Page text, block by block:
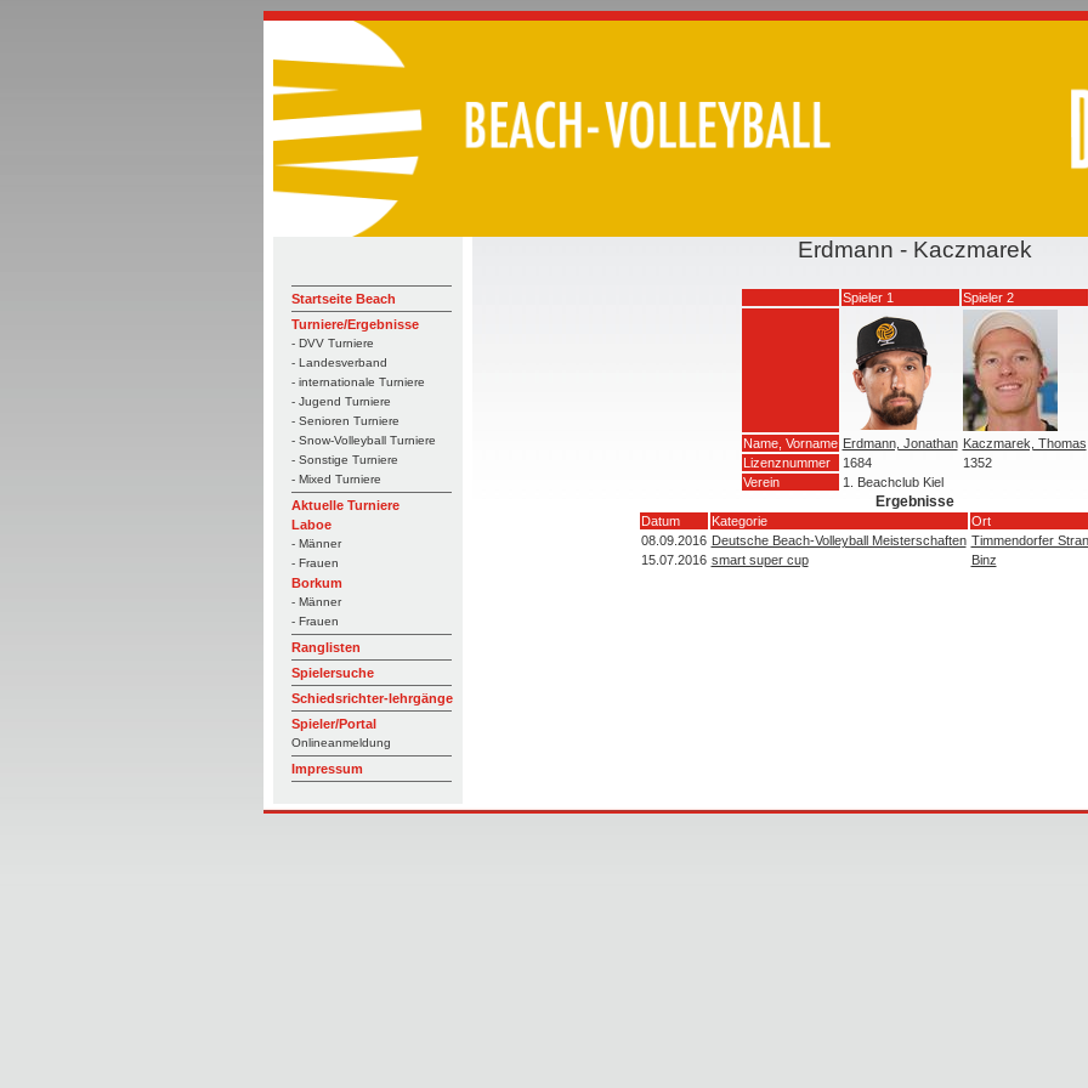
Startseite Beach
Turniere/Ergebnisse
- DVV Turniere
- Landesverband
- internationale Turniere
- Jugend Turniere
- Senioren Turniere
- Snow-Volleyball Turniere
- Sonstige Turniere
- Mixed Turniere
Aktuelle Turniere
Laboe
- Männer
- Frauen
Borkum
- Männer
- Frauen
Ranglisten
Spielersuche
Schiedsrichter-lehrgänge
Spieler/Portal
Onlineanmeldung
Impressum
Erdmann - Kaczmarek
Spieler 1 Spieler 2
Name, Vorname Erdmann, Jonathan Kaczmarek, Thomas
Lizenznummer
1684
1352
Verein
1. Beachclub Kiel
Ergebnisse
Datum Kategorie Ort
08.09.2016 Deutsche Beach-Volleyball Meisterschaften Timmendorfer
15.07.2016 smart super cup Binz